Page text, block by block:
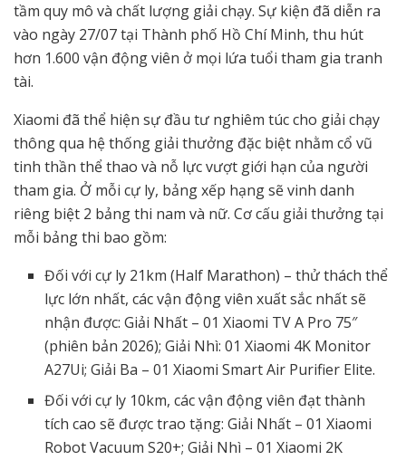
tầm quy mô và chất lượng giải chạy. Sự kiện đã diễn ra
vào ngày 27/07 tại Thành phố Hồ Chí Minh, thu hút
hơn 1.600 vận động viên ở mọi lứa tuổi tham gia tranh
tài.
Xiaomi đã thể hiện sự đầu tư nghiêm túc cho giải chạy
thông qua hệ thống giải thưởng đặc biệt nhằm cổ vũ
tinh thần thể thao và nỗ lực vượt giới hạn của người
tham gia. Ở mỗi cự ly, bảng xếp hạng sẽ vinh danh
riêng biệt 2 bảng thi nam và nữ. Cơ cấu giải thưởng tại
mỗi bảng thi bao gồm:
Đối với cự ly 21km (Half Marathon) – thử thách thể
lực lớn nhất, các vận động viên xuất sắc nhất sẽ
nhận được: Giải Nhất – 01 Xiaomi TV A Pro 75″
(phiên bản 2026); Giải Nhì: 01 Xiaomi 4K Monitor
A27Ui; Giải Ba – 01 Xiaomi Smart Air Purifier Elite.
Đối với cự ly 10km, các vận động viên đạt thành
tích cao sẽ được trao tặng: Giải Nhất – 01 Xiaomi
Robot Vacuum S20+; Giải Nhì – 01 Xiaomi 2K